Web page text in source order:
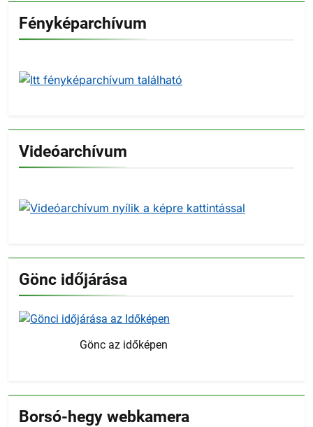
Fényképarchívum
Videóarchívum
Gönc időjárása
Gönc az időképen
Borsó-hegy webkamera